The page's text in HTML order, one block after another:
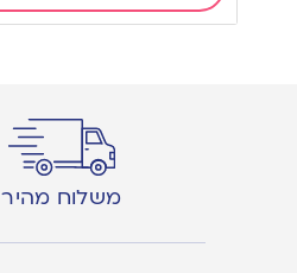
משלוח מהיר